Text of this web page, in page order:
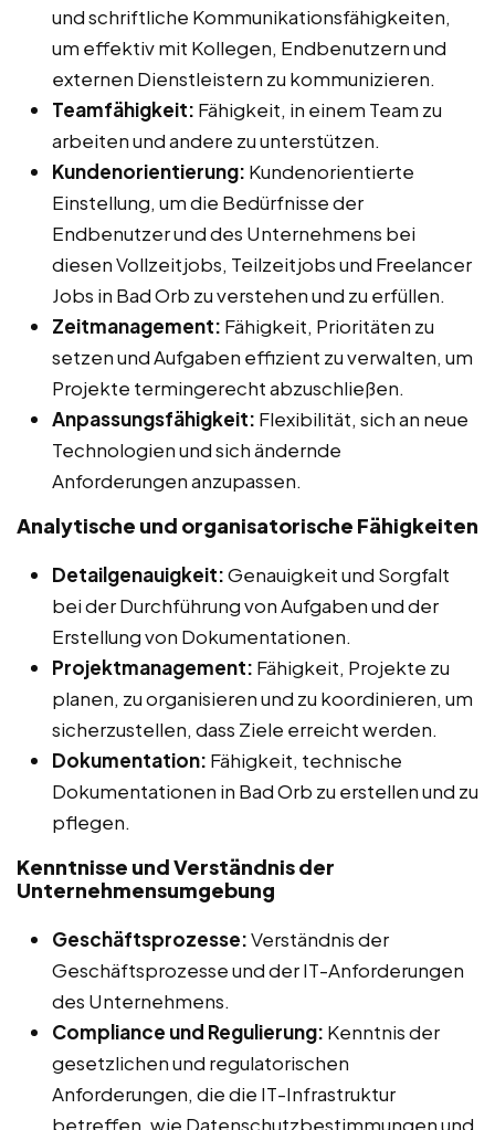
und schriftliche Kommunikationsfähigkeiten,
um effektiv mit Kollegen, Endbenutzern und
externen Dienstleistern zu kommunizieren.
Teamfähigkeit: Fähigkeit, in einem Team zu
arbeiten und andere zu unterstützen.
Kundenorientierung: Kundenorientierte
Einstellung, um die Bedürfnisse der
Endbenutzer und des Unternehmens bei
diesen Vollzeitjobs, Teilzeitjobs und Freelancer
Jobs in Bad Orb zu verstehen und zu erfüllen.
Zeitmanagement: Fähigkeit, Prioritäten zu
setzen und Aufgaben effizient zu verwalten, um
Projekte termingerecht abzuschließen.
Anpassungsfähigkeit: Flexibilität, sich an neue
Technologien und sich ändernde
Anforderungen anzupassen.
Analytische und organisatorische Fähigkeiten
Detailgenauigkeit:Genauigkeit und Sorgfalt
bei der Durchführung von Aufgaben und der
Erstellung von Dokumentationen.
Projektmanagement: Fähigkeit, Projekte zu
planen, zu organisieren und zu koordinieren, um
sicherzustellen, dass Ziele erreicht werden.
Dokumentation: Fähigkeit, technische
Dokumentationen in Bad Orb zu erstellen und zu
pflegen.
Kenntnisse und Verständnis der
Unternehmensumgebung
Geschäftsprozesse:Verständnis der
Geschäftsprozesse und der IT-Anforderungen
des Unternehmens.
Compliance und Regulierung: Kenntnis der
gesetzlichen und regulatorischen
Anforderungen, die die IT-Infrastruktur
betreffen, wie Datenschutzbestimmungen und